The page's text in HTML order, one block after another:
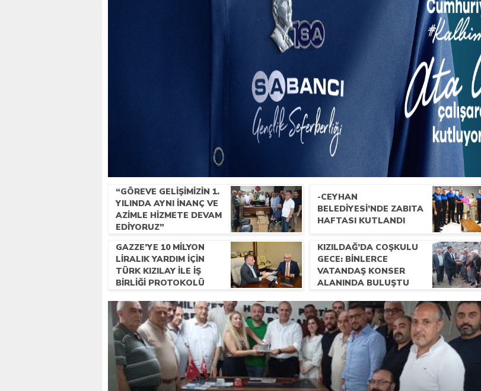
“GÖREVE GELIŞIMIZIN 1.
YILINDA AYNI INANÇ VE
AZIMLE HIZMETE DEVAM
EDIYORUZ”
-CEYHAN
BELEDIYESI’NDE ZABITA
HAFTASI KUTLANDI
GAZZE’YE 10 MILYON
LIRALIK YARDIM IÇIN
TÜRK KIZILAY ILE IŞ
BIRLIĞI PROTOKOLÜ
KIZILDAĞ’DA COŞKULU
GECE: BINLERCE
VATANDAŞ KONSER
ALANINDA BULUŞTU